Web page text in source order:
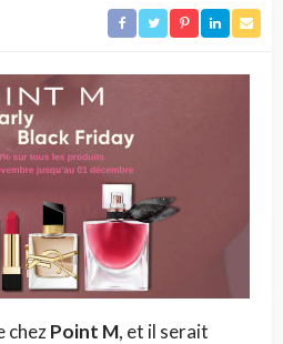
chezPoint M, et il serait